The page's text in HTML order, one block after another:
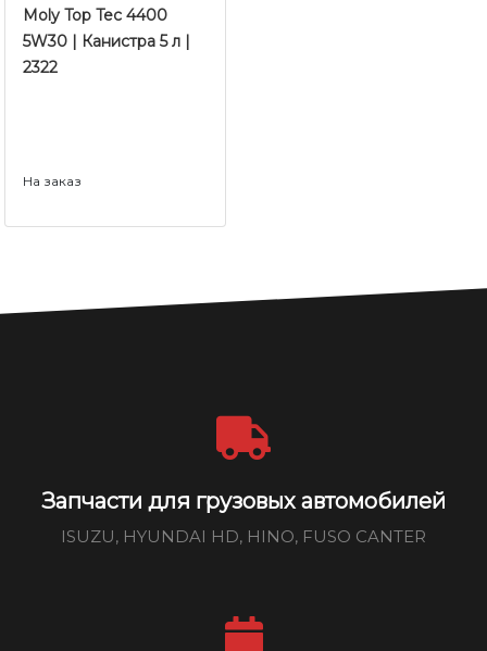
Moly Top Tec 4400
5W30 | Канистра 5 л |
2322
На заказ
Запчасти для грузовых автомобилей
ISUZU, HYUNDAI HD, HINO, FUSO CANTER